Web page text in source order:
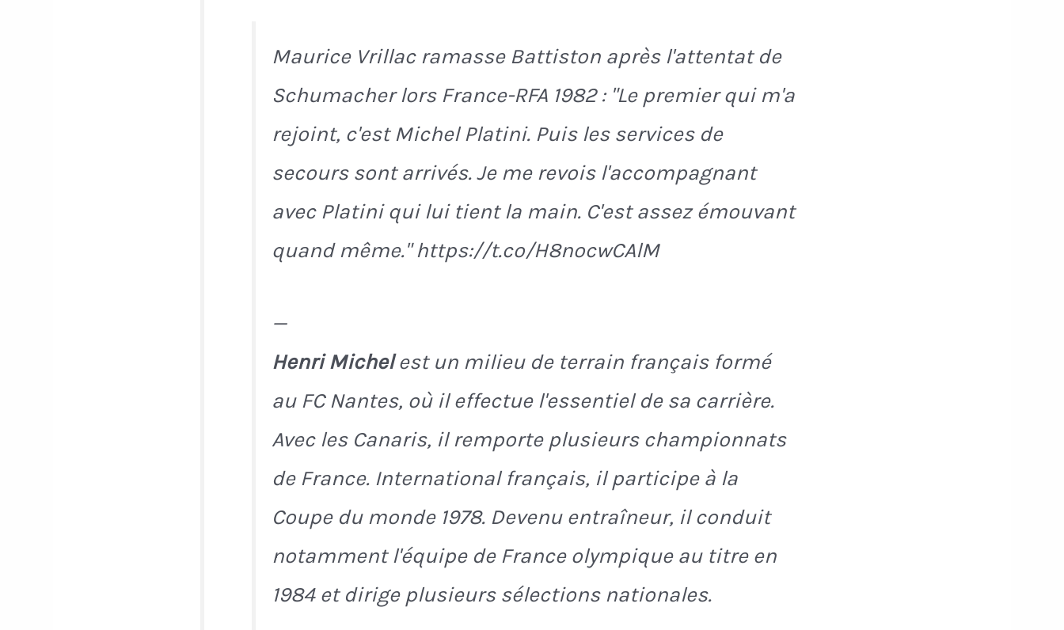
Maurice Vrillac ramasse Battiston après l'attentat de
Schumacher lors France-RFA 1982 : "Le premier qui m'a
rejoint, c'est Michel Platini. Puis les services de
secours sont arrivés. Je me revois l'accompagnant
avec Platini qui lui tient la main. C'est assez émouvant
quand même." https://t.co/H8nocwCAlM
—
Henri Michelest un milieu de terrain français formé
au FC Nantes, où il effectue l'essentiel de sa carrière.
Avec les Canaris, il remporte plusieurs championnats
de France. International français, il participe à la
Coupe du monde 1978. Devenu entraîneur, il conduit
notamment l'équipe de France olympique au titre en
1984 et dirige plusieurs sélections nationales.